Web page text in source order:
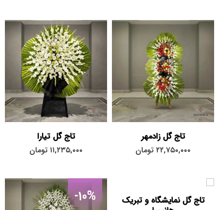
تاج گل زادمهر
۲۲,۷۵۰,۰۰۰ تومان
تاج گل تیارا
۱۱,۲۳۵,۰۰۰ تومان
تاج گل نمایشگاه و تبریک
-10%